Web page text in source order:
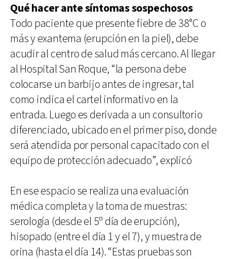
Qué hacer ante síntomas sospechosos
Todo paciente que presente fiebre de 38°C o
más y exantema (erupción en la piel), debe
acudir al centro de salud más cercano. Al llegar
al Hospital San Roque, “la persona debe
colocarse un barbijo antes de ingresar, tal
como indica el cartel informativo en la
entrada. Luego es derivada a un consultorio
diferenciado, ubicado en el primer piso, donde
será atendida por personal capacitado con el
equipo de protección adecuado”, explicó
En ese espacio se realiza una evaluación
médica completa y la toma de muestras:
serología (desde el 5º día de erupción),
hisopado (entre el día 1 y el 7), y muestra de
orina (hasta el día 14). “Estas pruebas son